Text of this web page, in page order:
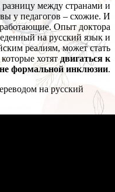
разницу между странами и
у педагогов – схожие. И
Опыт доктора
на русский язык и
реалиям, может стать
хотятдвигаться к
формальной инклюзии.
на русский